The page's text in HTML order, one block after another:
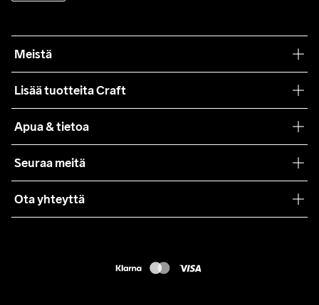
Meistä
Lisää tuotteita Craft
Yhteistyöt
Lehdistö
Apua & tietoa
Käyttöehdot
Asiakaspalvelu
Seuraa meitä
Ota yhteyttä